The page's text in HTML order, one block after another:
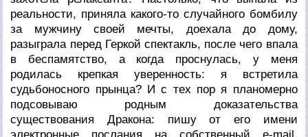
реальности, приняла какого-то случайного бомбилу
за мужчину своей мечты, доехала до дому,
разыграла перед Геркой спектакль, после чего впала
в беспамятство, а когда проснулась, у меня
родилась крепкая уверенность: я встретила
судьбоносного прынца? И с тех пор я планомерно
подсовываю родным доказательства
существования Дракона: пишу от его имени